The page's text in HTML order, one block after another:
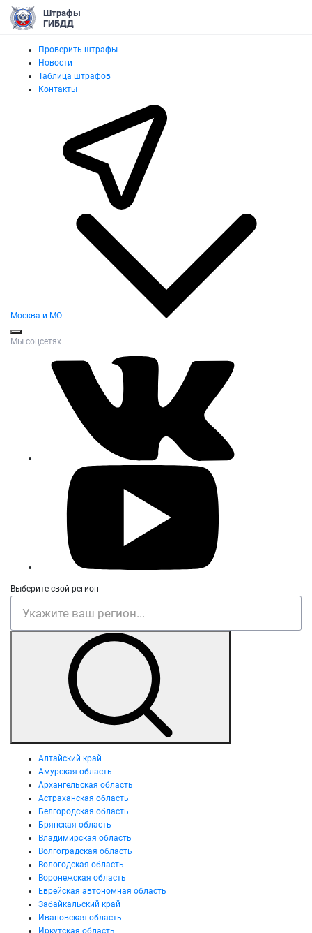
Штрафы
ГИБДД
Проверить штрафы
Новости
Таблица штрафов
Контакты
Москва и МО
Мы соцсетях
Выберите свой регион
Алтайский край
Амурская область
Архангельская область
Астраханская область
Белгородская область
Брянская область
Владимирская область
Волгоградская область
Вологодская область
Воронежская область
Еврейская автономная область
Забайкальский край
Ивановская область
Иркутская область